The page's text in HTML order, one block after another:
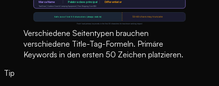
Verschiedene Seitentypen brauchen
verschiedene Title-Tag-Formeln. Primäre
Keywords in den ersten 50 Zeichen platzieren.
Tip